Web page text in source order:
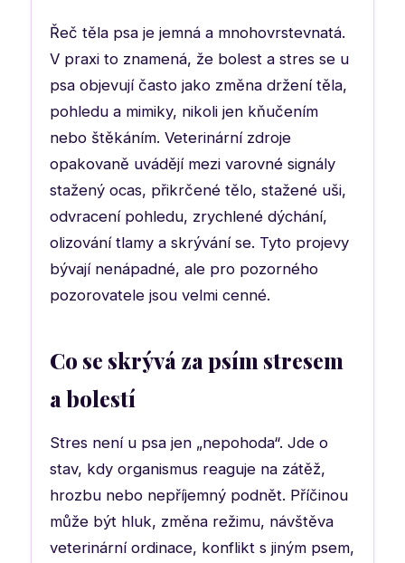
Řeč těla psa je jemná a mnohovrstevnatá.
V praxi to znamená, že bolest a stres se u
psa objevují často jako změna držení těla,
pohledu a mimiky, nikoli jen kňučením
nebo štěkáním. Veterinární zdroje
opakovaně uvádějí mezi varovné signály
stažený ocas, přikrčené tělo, stažené uši,
odvracení pohledu, zrychlené dýchání,
olizování tlamy a skrývání se. Tyto projevy
bývají nenápadné, ale pro pozorného
pozorovatele jsou velmi cenné.
Co se skrývá za psím stresem
a bolestí
Stres není u psa jen „nepohoda“. Jde o
stav, kdy organismus reaguje na zátěž,
hrozbu nebo nepříjemný podnět. Příčinou
může být hluk, změna režimu, návštěva
veterinární ordinace, konflikt s jiným psem,